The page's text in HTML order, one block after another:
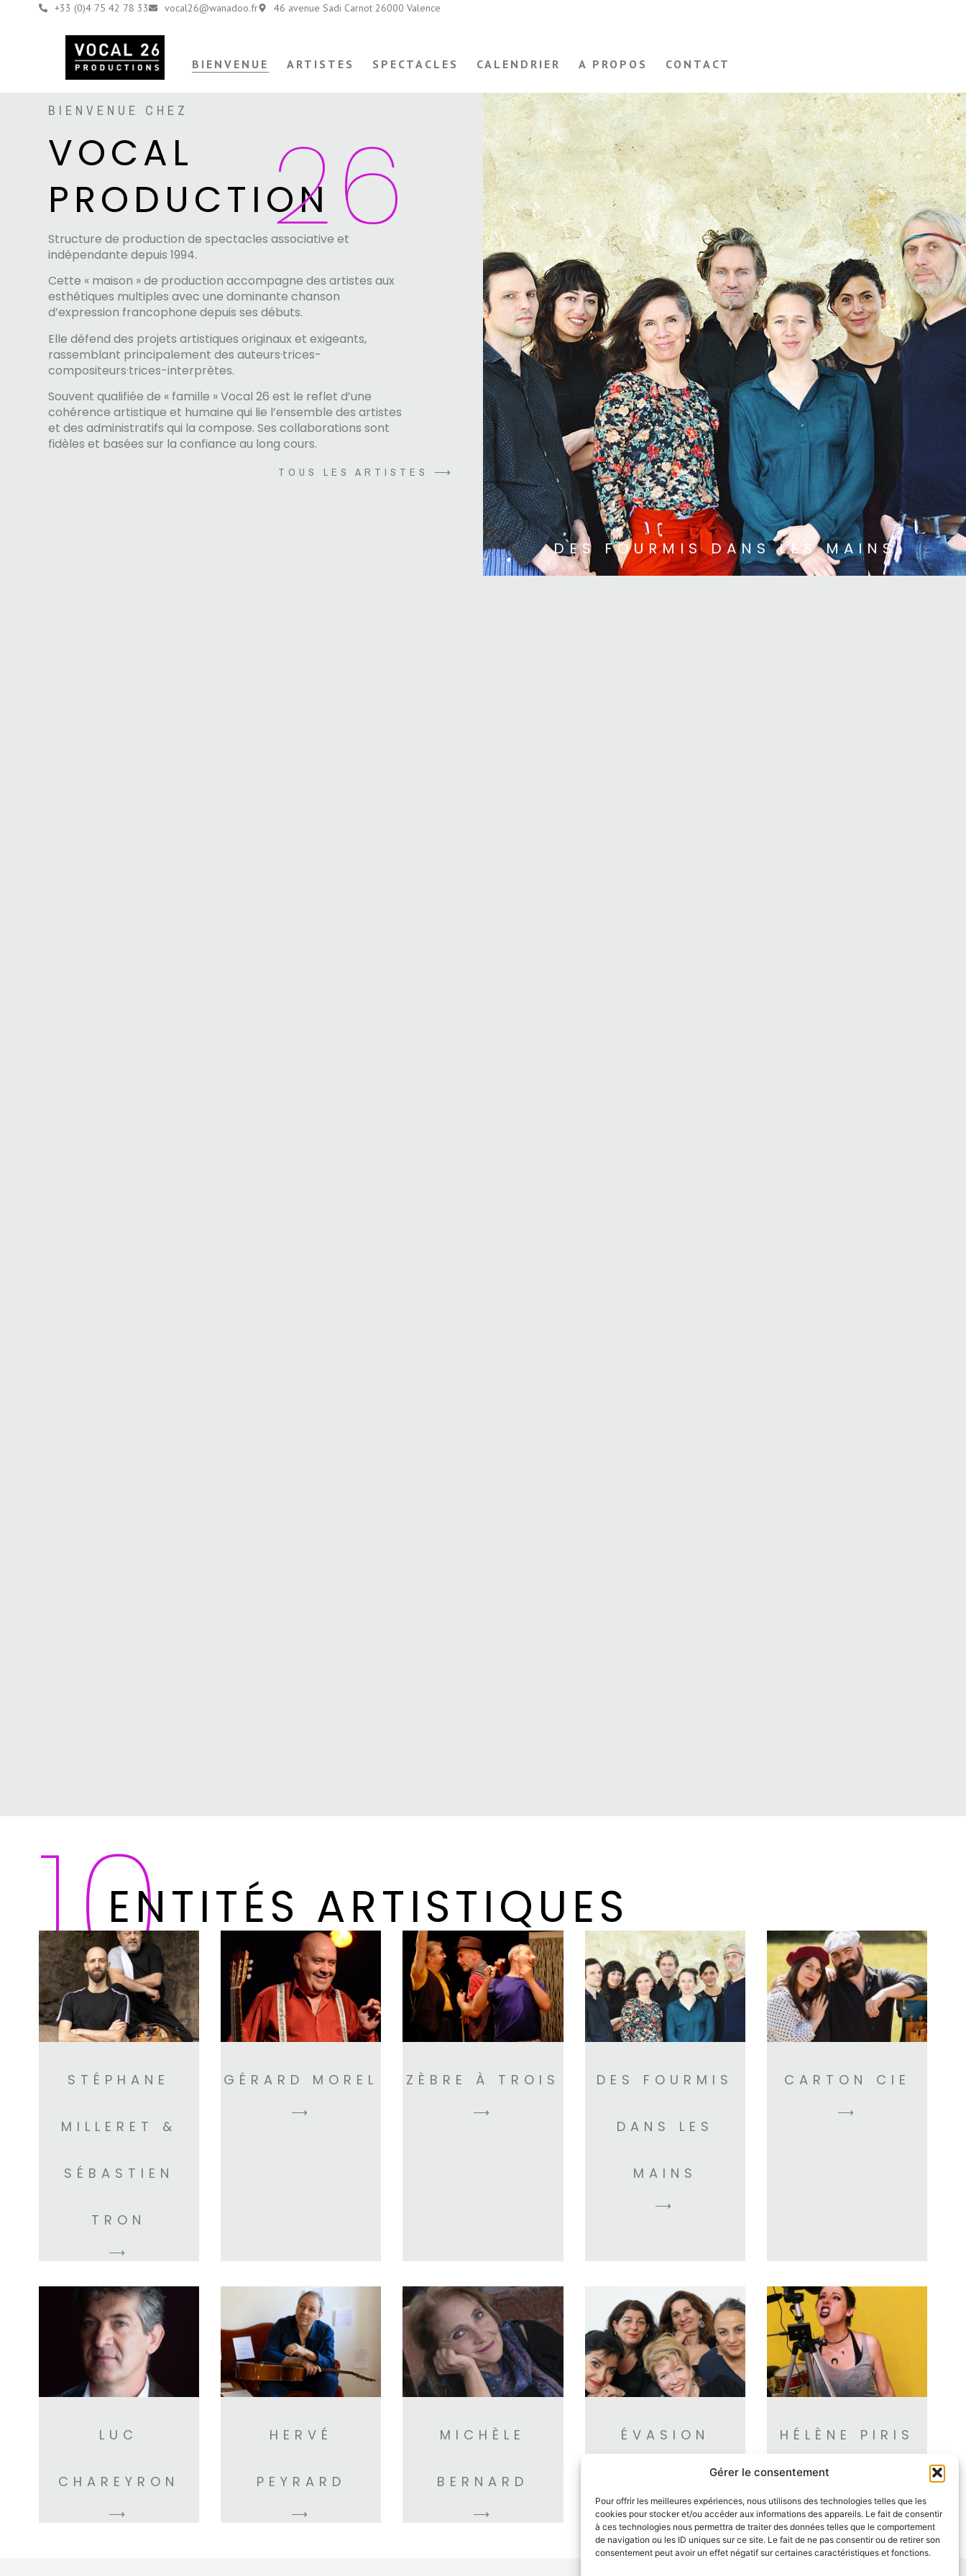
Gérer le consentement
Pour offrir les meilleures expériences, nous utilisons des technologies telles que les
cookies pour stocker et/ou accéder aux informations des appareils. Le fait de consentir
à ces technologies nous permettra de traiter des données telles que le comportement
de navigation ou les ID uniques sur ce site. Le fait de ne pas consentir ou de retirer son
consentement peut avoir un effet négatif sur certaines caractéristiques et fonctions.
+33 (0)4 75 42 78 33 vocal26@wanadoo.fr 46 avenue Sadi Carnot 26000 Valence
BIENVENUE ARTISTES SPECTACLES CALENDRIER A PROPOS CONTACT
BIENVENUE CHEZ
VOCAL
PRODUCTION26
Structure de production de spectacles associative et
indépendante depuis 1994.
Cette « maison » de production accompagne des artistes aux
esthétiques multiples avec une dominante chanson
d’expression francophone depuis ses débuts.
Elle défend des projets artistiques originaux et exigeants,
rassemblant principalement des auteurs·trices-
compositeurs·trices-interprètes.
Souvent qualifiée de « famille » Vocal 26 est le reflet d’une
cohérence artistique et humaine qui lie l’ensemble des artistes
et des administratifs qui la compose. Ses collaborations sont
fidèles et basées sur la confiance au long cours.
TOUS LES ARTISTES ⟶
DES FOURMIS DANS LES MAINS
10ENTITÉS ARTISTIQUES
STÉPHANE
MILLERET &
SÉBASTIEN
TRON
⟶
GÉRARD MOREL
⟶
ZÈBRE À TROIS
⟶
DES FOURMIS
DANS LES
MAINS
⟶
CARTON CIE
⟶
LUC
CHAREYRON
⟶
HERVÉ
PEYRARD
⟶
MICHÈLE
BERNARD
⟶
ÉVASION HÉLÈNE PIRIS